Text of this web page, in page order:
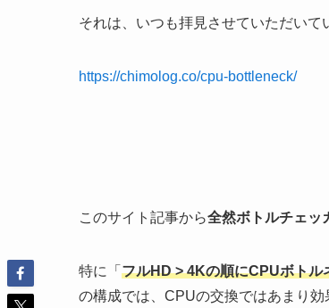
それは、いつも拝見させていただいて
https://chimolog.co/cpu-bottleneck/
このサイト記事から全然ボトルチェッ
特に「 フルHD > 4Kの順にCPUボトル
の構成では、CPUの交換ではあまり効